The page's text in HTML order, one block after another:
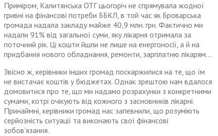
Приміром, Калитянська ОТГ цьогоріч не спрямувала жодної
гривні на фінансові потреби ББКЛ, в той час як Броварська
громада надала закладу майже 40,9 млн. грн. Фактично ми
надали 91% від загальної суми, яку лікарня отримала за
поточний рік. Ці кошти йшли не лише на енергоносії, а й на
придбання нового обладнання, ремонти, зарплатню лікарям…
Звісно ж, керівники інших громад поскаржилися на те, що їм
не вистачає коштів у бюджетах. Однак зрештою нам вдалося
домовитися про те, що ми надамо розрахунки з конкретними
сумами, котрі очікують від кожного з засновників лікарні.
Принаймні, керівники громад нас запевнили, що розуміють
серйозність ситуації та виконають свої фінансові
зобов’язання.